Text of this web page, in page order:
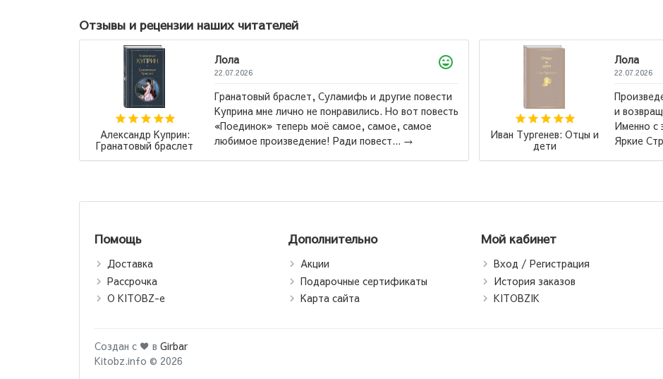
Отзывы и рецензии наших читателей
Иван Тургенев: Отцы и
дети
Произведение к которому хочется возвращаться
и возвращаться. Замечательное издание, кстати!
Именно с этой книги начала коллекционировать
Яркие Страницы. Удобный шрифт для...
Ремарк Эрих Мария:
Три товарища (М)
Помощь
Доставка
Рассрочка
О KITOBZ-е
Дополнительно
Акции
Подарочные сертификаты
Карта сайта
Мой кабинет
Вход / Регистрация
История заказов
KITOBZIK
Создан с ♥ в Girbar
Kitobz.info © 2026